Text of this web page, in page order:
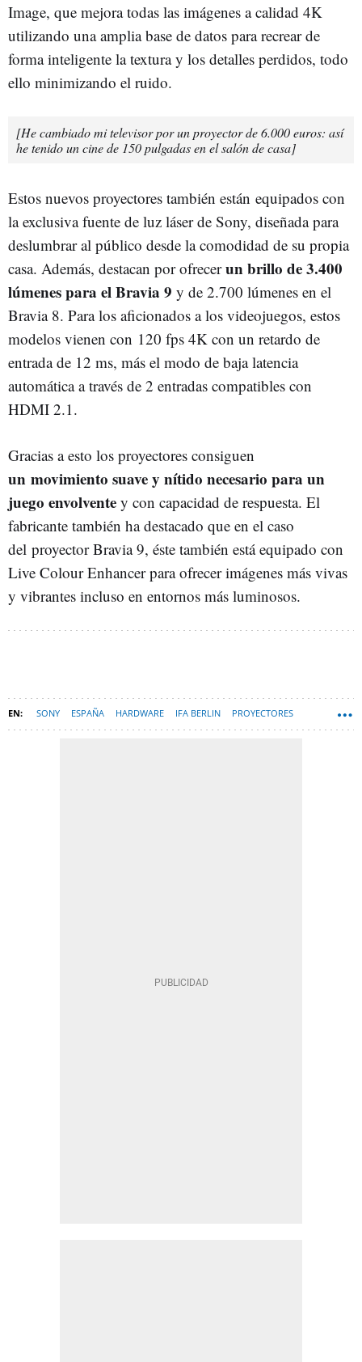
Image, que mejora todas las imágenes a calidad 4K
utilizando una amplia base de datos para recrear de
forma inteligente la textura y los detalles perdidos, todo
ello minimizando el ruido.
[He cambiado mi televisor por un proyector de 6.000 euros: así
he tenido un cine de 150 pulgadas en el salón de casa]
Estos nuevos proyectores también están equipados con
la exclusiva fuente de luz láser de Sony, diseñada para
deslumbrar al público desde la comodidad de su propia
casa. Además, destacan por ofrecerun brillo de 3.400
lúmenes para el Bravia 9 y de 2.700 lúmenes en el
Bravia 8. Para los aficionados a los videojuegos, estos
modelos vienen con 120 fps 4K con un retardo de
entrada de 12 ms, más el modo de baja latencia
automática a través de 2 entradas compatibles con
HDMI 2.1.
Gracias a esto los proyectores consiguen
un movimiento suave y nítido necesario para un
juego envolvente y con capacidad de respuesta. El
fabricante también ha destacado que en el caso
del proyector Bravia 9, éste también está equipado con
Live Colour Enhancer para ofrecer imágenes más vivas
y vibrantes incluso en entornos más luminosos.
SONY ESPAÑA HARDWARE IFA BERLIN PROYECTORES